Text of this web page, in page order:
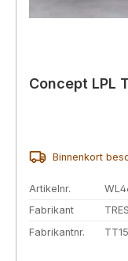
Concept LPL
Binnenkort
Artikelnr.
Fabrikant
Fabrikantnr.